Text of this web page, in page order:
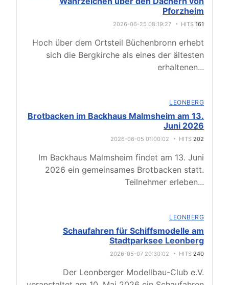
Pforzheim
2026-06-25 08:19:27 HITS 161
Hoch über dem Ortsteil Büchenbronn erhebt
sich die Bergkirche als eines der ältesten
erhaltenen...
LEONBERG
Brotbacken im Backhaus Malmsheim am 13.
Juni 2026
2026-06-05 01:00:02 HITS 202
Im Backhaus Malmsheim findet am 13. Juni
2026 ein gemeinsames Brotbacken statt.
Teilnehmer erleben...
LEONBERG
Schaufahren für Schiffsmodelle am
Stadtparksee Leonberg
2026-05-07 20:30:02 HITS 240
Der Leonberger Modellbau-Club e.V.